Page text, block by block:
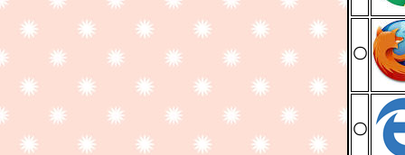
〇
〇